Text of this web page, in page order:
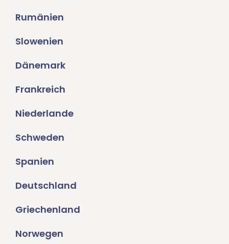
Rumänien
Slowenien
Dänemark
Frankreich
Niederlande
Schweden
Spanien
Deutschland
Griechenland
Norwegen